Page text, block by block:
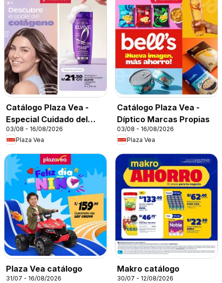
Catálogo Plaza Vea -
Especial Cuidado del
Cabello
03/08 - 16/08/2026
Plaza Vea
Catálogo Plaza Vea -
Díptico Marcas Propias
03/08 - 16/08/2026
Plaza Vea
Plaza Vea catálogo
31/07 - 16/08/2026
Makro catálogo
30/07 - 12/08/2026